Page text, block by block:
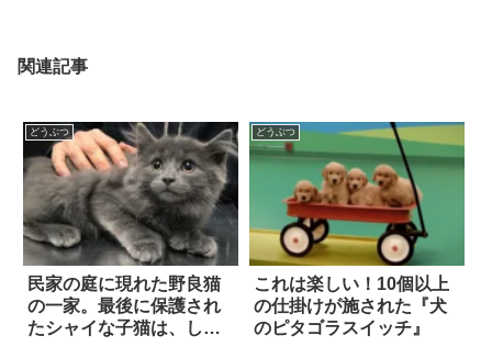
関連記事
どうぶつ
民家の庭に現れた野良猫
の一家。最後に保護され
たシャイな子猫は、しば
どうぶつ
これは楽しい！10個以上
の仕掛けが施された『犬
のピタゴラスイッチ』